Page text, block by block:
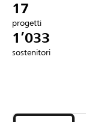
Collegarsi
DE FR IT
17
progetti
1’033
sostenitori
i